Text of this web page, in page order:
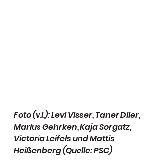
Foto (v.l.): Levi Visser, Taner Diler,
Marius Gehrken, Kaja Sorgatz,
Victoria Leifels und Mattis
Heißenberg (Quelle: PSC)